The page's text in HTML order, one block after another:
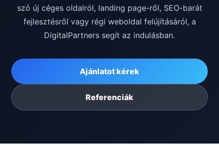
szó új céges oldalról, landing page-ről, SEO-barát
fejlesztésről vagy régi weboldal felújításáról, a
DigitalPartners segít az indulásban.
Ajánlatot kérek
Referenciák